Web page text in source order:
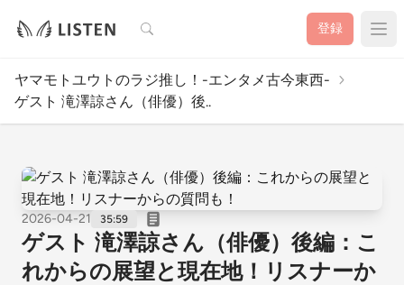
検索 登録
ヤマモトユウトのラジ推し！-エンタメ古今東西-
ゲスト 滝澤諒さん（俳優）後..
2026-04-21 35:59
ゲスト 滝澤諒さん（俳優）後編：こ
れからの展望と現在地！リスナーか